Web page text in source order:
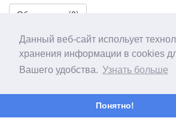
Данный веб-сайт испольует
хранения информации в cookies
Вашего удобства. Узнать больше
Понятно!
Обсуждение (0)